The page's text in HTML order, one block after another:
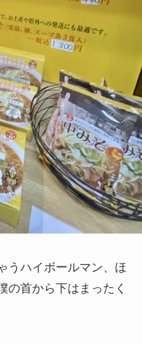
うハイボールマン、ほ
の首から下はまったく